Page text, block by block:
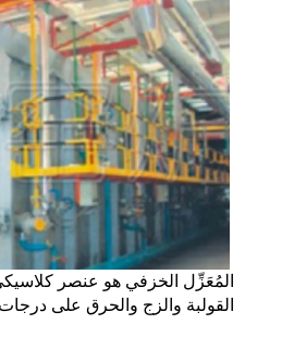
القولبة والزج والحرق على